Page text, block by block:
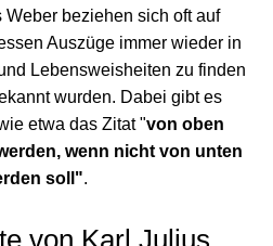
beziehen sich oft auf
Auszüge immer wieder in
Lebensweisheiten zu finden
wurden. Dabei gibt es
etwa das Zitat "von oben
wenn nicht von unten
soll".
von Karl Julius